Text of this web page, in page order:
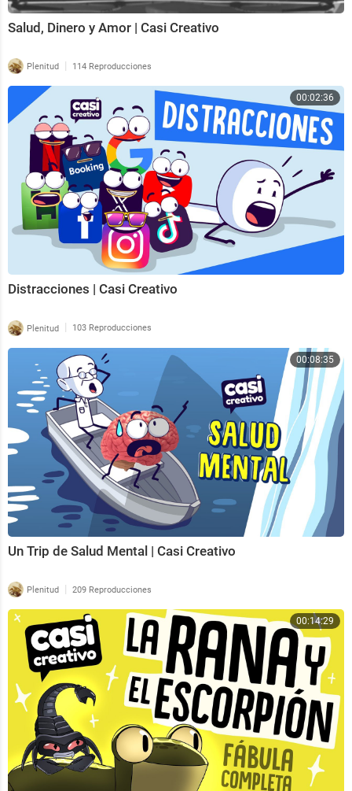
Salud, Dinero y Amor | Casi Creativo
Plenitud | 114 Reproducciones
00:02:36
Distracciones | Casi Creativo
Plenitud | 103 Reproducciones
00:08:35
Un Trip de Salud Mental | Casi Creativo
Plenitud | 209 Reproducciones
00:14:29